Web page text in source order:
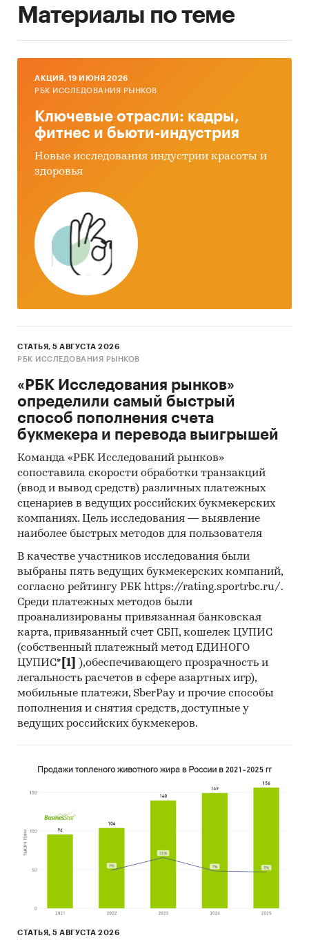
Материалы по теме
AКЦИЯ, 19 ИЮНЯ 2026
РБК ИССЛЕДОВАНИЯ РЫНКОВ
Ключевые отрасли: кадры,
фитнес и бьюти-индустрия
Новые исследования индустрии красоты и
здоровья
СТАТЬЯ, 5 АВГУСТА 2026
РБК ИССЛЕДОВАНИЯ РЫНКОВ
«РБК Исследования рынков»
определили самый быстрый
способ пополнения счета
букмекера и перевода выигрышей
Команда «РБК Исследований рынков»
сопоставила скорости обработки транзакций
(ввод и вывод средств) различных платежных
сценариев в ведущих российских букмекерских
компаниях. Цель исследования — выявление
наиболее быстрых методов для пользователя
В качестве участников исследования были
выбраны пять ведущих букмекерских компаний,
согласно рейтингу РБК https://rating.sportrbc.ru/.
Среди платежных методов были
проанализированы привязанная банковская
карта, привязанный счет СБП, кошелек ЦУПИС
(собственный платежный метод ЕДИНОГО
ЦУПИС* [1]
),обеспечивающего прозрачность и
легальность расчетов в сфере азартных игр),
мобильные платежи, SberPay и прочие способы
пополнения и снятия средств, доступные у
ведущих российских букмекеров.
СТАТЬЯ, 5 АВГУСТА 2026